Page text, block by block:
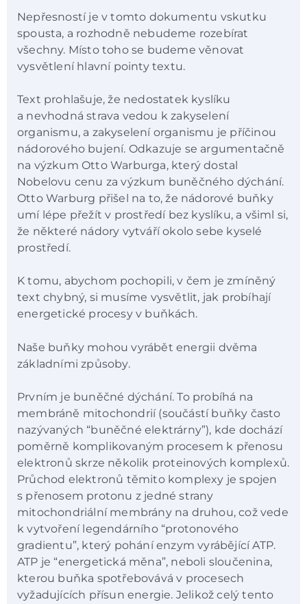
Nepřesností je v tomto dokumentu vskutku
spousta, a rozhodně nebudeme rozebírat
všechny. Místo toho se budeme věnovat
vysvětlení hlavní pointy textu.
Text prohlašuje, že nedostatek kyslíku
a nevhodná strava vedou k zakyselení
organismu, a zakyselení organismu je příčinou
nádorového bujení. Odkazuje se argumentačně
na výzkum Otto Warburga, který dostal
Nobelovu cenu za výzkum buněčného dýchání.
Otto Warburg přišel na to, že nádorové buňky
umí lépe přežít v prostředí bez kyslíku, a všiml si,
že některé nádory vytváří okolo sebe kyselé
prostředí.
K tomu, abychom pochopili, v čem je zmíněný
text chybný, si musíme vysvětlit, jak probíhají
energetické procesy v buňkách.
Naše buňky mohou vyrábět energii dvěma
základními způsoby.
Prvním je buněčné dýchání. To probíhá na
membráně mitochondrií (součástí buňky často
nazývaných “buněčné elektrárny”), kde dochází
poměrně komplikovaným procesem k přenosu
elektronů skrze několik proteinových komplexů.
Průchod elektronů těmito komplexy je spojen
s přenosem protonu z jedné strany
mitochondriální membrány na druhou, což vede
k vytvoření legendárního “protonového
gradientu”, který pohání enzym vyrábějící ATP.
ATP je “energetická měna”, neboli sloučenina,
kterou buňka spotřebovává v procesech
vyžadujících přísun energie. Jelikož celý tento